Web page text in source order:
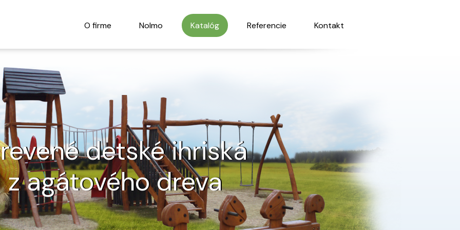
O firme Nolmo Katalóg Referencie Kontakt
detské ihriská
z agátového dreva